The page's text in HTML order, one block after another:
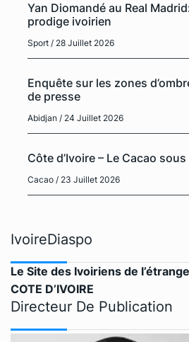
Yan Diomandé au Real
prodige ivoirien
Sport / 28 Juillet 2026
Enquête sur les zones
de presse
Abidjan / 24 Juillet 2026
Côte d’Ivoire – Le Cacao
Cacao / 23 Juillet 2026
IvoireDiaspo
Le Site des Ivoiriens de
COTE D’IVOIRE
Directeur De Publication